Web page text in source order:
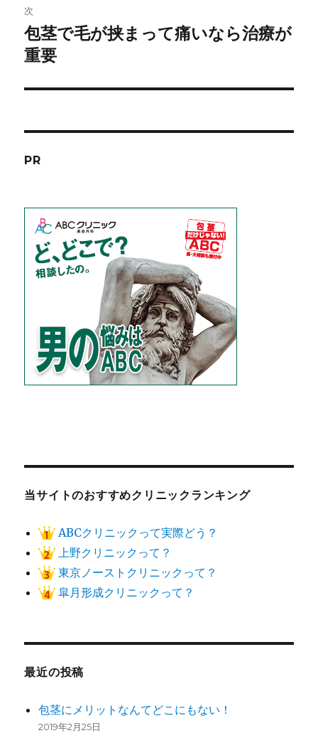
ゲ
ー
シ
ン
稿:
次
次
の
稿:
包茎で毛が挟まって痛いなら治療が
重要
PR
当サイトのおすすめクリニックランキング
ABCクリニックって実際どう？
上野クリニックって？
東京ノーストクリニックって？
皐月形成クリニックって？
最近の投稿
包茎にメリットなんてどこにもない！
2019年2月25日